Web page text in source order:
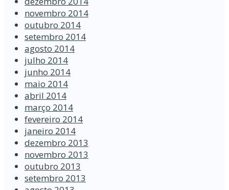
novembro 2014
outubro 2014
setembro 2014
agosto 2014
julho 2014
junho 2014
maio 2014
abril 2014
março 2014
fevereiro 2014
janeiro 2014
dezembro 2013
novembro 2013
outubro 2013
setembro 2013